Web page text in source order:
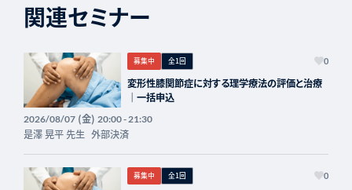
関連セミナー
募集中 全1回 0
変形性膝関節症に対する理学療法の評価と治療
｜一括申込
2026/08/07(金) 20:00 - 21:30
是澤 晃平 先生 外部決済
募集中 全1回 0